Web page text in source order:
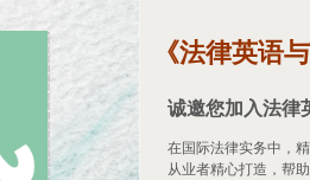
《法律英语
在国际法律实务中，
从业者精心打造，帮
诚邀您加入法律
力！